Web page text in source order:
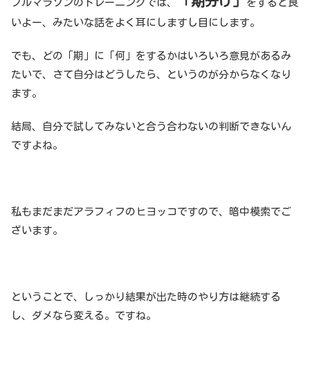
フルマラソンのトレーニングでは、
をすると良
いよー、みたいな話をよく耳にしますし目にします。
でも、どの「期」に「何」をするかはいろいろ意見があるみ
たいで、さて自分はどうしたら、というのが分からなくなり
ます。
結局、自分で試してみないと合う合わないの判断できないん
ですよね。
私もまだまだアラフィフのヒヨッコですので、暗中模索でご
ざいます。
ということで、しっかり結果が出た時のやり方は継続する
し、ダメなら変える。ですね。